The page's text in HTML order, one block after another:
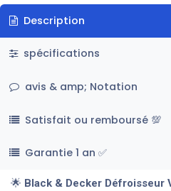
Description
spécifications
avis & amp; Notation
Satisfait ou remboursé 💯
Garantie 1 an ✅
🌟 Black & Decker Défroisseur